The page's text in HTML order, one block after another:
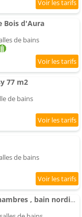
Bois d'Aura
de bains
77 m2
de bains
de bains
La Maison Horlogère 9 chambres , bain nordique & sauna